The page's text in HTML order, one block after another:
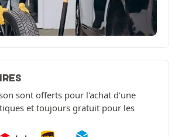
sont offerts pour l'achat d'une
et toujours gratuit pour les